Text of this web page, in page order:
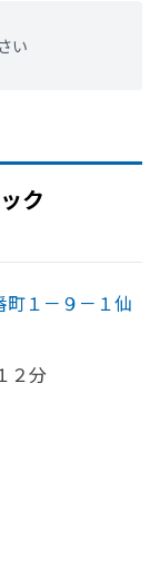
い
ク
町１－９－１仙
２分